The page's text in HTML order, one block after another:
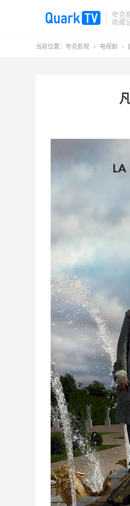
夸克
收藏
当前位置： 夸克影视  电视剧 